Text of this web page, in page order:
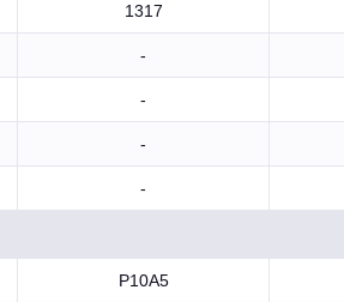
1317
-
-
-
-
P10A5